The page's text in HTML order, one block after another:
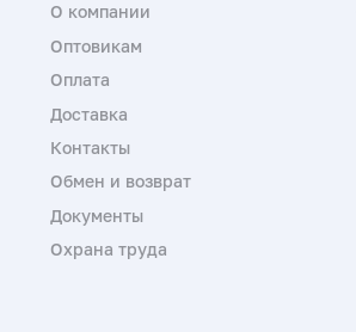
О компании
Оптовикам
Оплата
Доставка
Контакты
Обмен и возврат
Документы
Охрана труда